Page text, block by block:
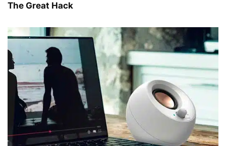
The Great Hack